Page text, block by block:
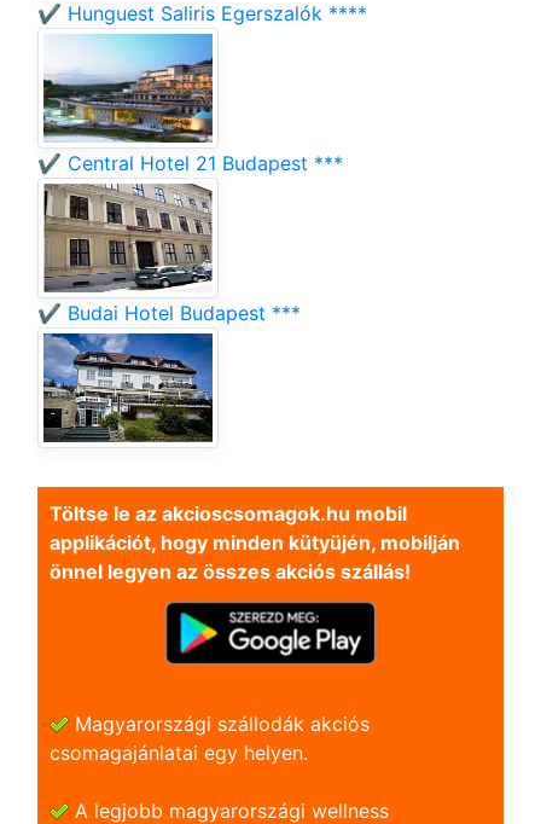
✔️ Hunguest Saliris Egerszalók ****
✔️ Central Hotel 21 Budapest ***
✔️ Budai Hotel Budapest ***
Töltse le az akcioscsomagok.hu mobil
applikációt, hogy minden kütyüjén, mobilján
önnel legyen az összes akciós szállás!
Magyarországi szállodák akciós
csomagajánlatai egy helyen.
A legjobb magyarországi wellness